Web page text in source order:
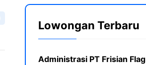
Lowongan Terbaru
Administrasi PT Frisian Flag